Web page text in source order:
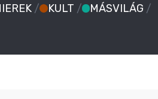
/ KULT / MÁSVILÁG /